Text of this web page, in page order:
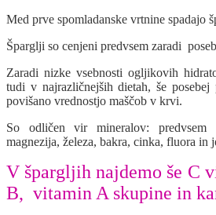
Med prve spomladanske vrtnine spadajo
Šparglji so cenjeni predvsem zaradi
Zaradi nizke vsebnosti ogljikovih
tudi v najrazličnejših dietah, še
povišano vrednostjo maščob v krvi.
So odličen vir mineralov: predvsem
magnezija, železa, bakra, cinka, fluora in
V špargljih najdemo še C
B, vitamin A skupine in